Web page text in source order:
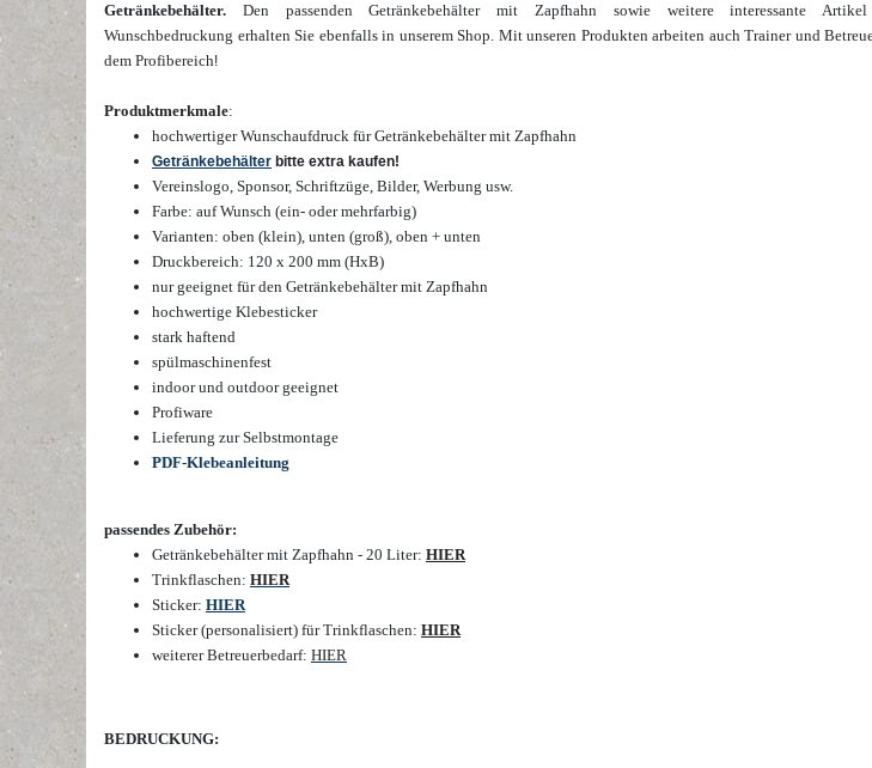
Getränkebehälter. Den passenden Getränkebehälter mit Zapfhahn sowie weitere interessante
Wunschbedruckung erhalten Sie ebenfalls in unserem Shop. Mit unseren Produkten arbeiten auch Trainer und
dem Profibereich!
Produktmerkmale:
hochwertiger Wunschaufdruck für Getränkebehälter mit Zapfhahn
Getränkebehälter bitte extra kaufen!
Vereinslogo, Sponsor, Schriftzüge, Bilder, Werbung usw.
Farbe: auf Wunsch (ein- oder mehrfarbig)
Varianten: oben (klein), unten (groß), oben + unten
Druckbereich: 120 x 200 mm (HxB)
nur geeignet für den Getränkebehälter mit Zapfhahn
hochwertige Klebesticker
stark haftend
spülmaschinenfest
indoor und outdoor geeignet
Profiware
Lieferung zur Selbstmontage
PDF-Klebeanleitung
passendes Zubehör:
Getränkebehälter mit Zapfhahn - 20 Liter: HIER
Trinkflaschen: HIER
Sticker: HIER
Sticker (personalisiert) für Trinkflaschen: HIER
weiterer Betreuerbedarf: HIER
BEDRUCKUNG: